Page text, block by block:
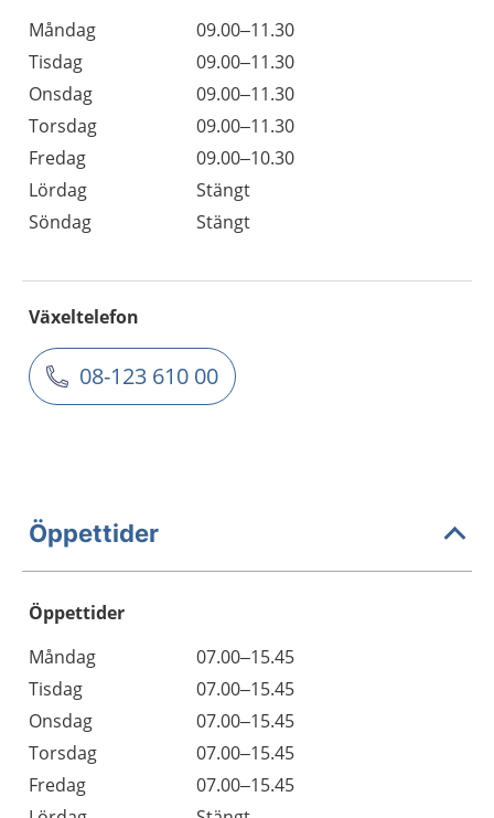
Måndag
09.00–11.30
Tisdag
09.00–11.30
Onsdag
09.00–11.30
Torsdag
09.00–11.30
Fredag
09.00–10.30
Lördag
Stängt
Söndag
Stängt
Växeltelefon
08-123 610 00
Öppettider
Öppettider
Dag
Öppettider
Kommentarer
Måndag
07.00–15.45
Tisdag
07.00–15.45
Onsdag
07.00–15.45
Torsdag
07.00–15.45
Fredag
07.00–15.45